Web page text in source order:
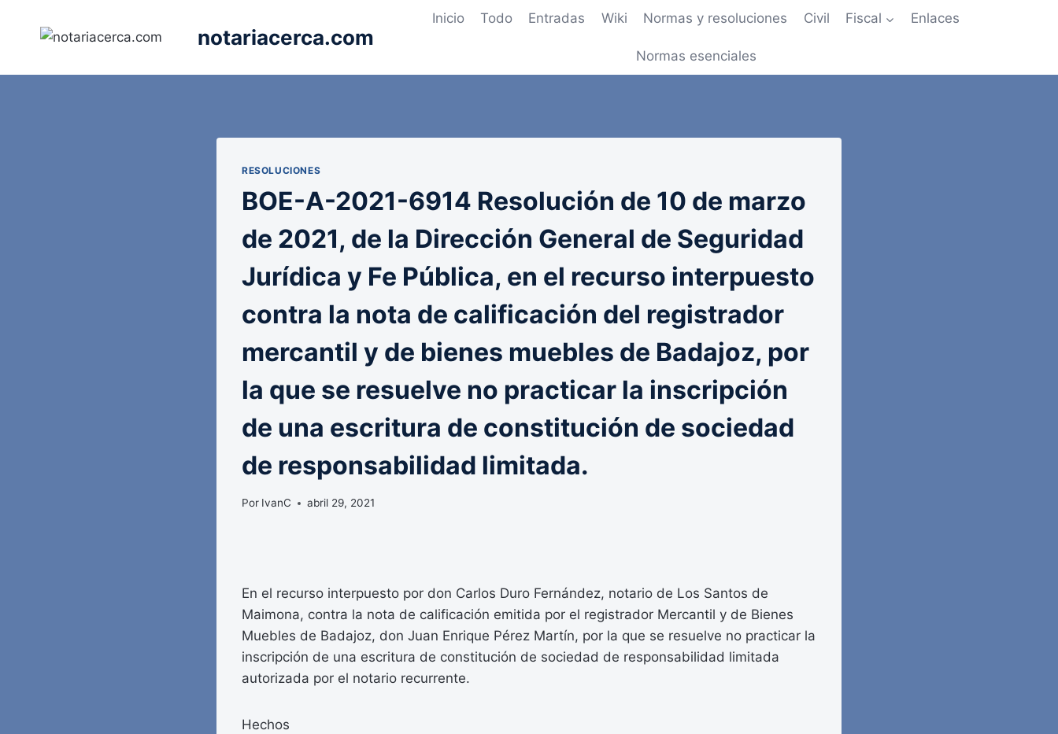
notariacerca.com
Inicio Todo Entradas Wiki Normas y resoluciones Civil Fiscal Enlaces
Normas esenciales
RESOLUCIONES
BOE-A-2021-6914 Resolución de 10 de marzo
de 2021, de la Dirección General de Seguridad
Jurídica y Fe Pública, en el recurso interpuesto
contra la nota de calificación del registrador
mercantil y de bienes muebles de Badajoz, por
la que se resuelve no practicar la inscripción
de una escritura de constitución de sociedad
de responsabilidad limitada.
Por IvanC abril 29, 2021
En el recurso interpuesto por don Carlos Duro Fernández, notario de Los Santos de
Maimona, contra la nota de calificación emitida por el registrador Mercantil y de Bienes
Muebles de Badajoz, don Juan Enrique Pérez Martín, por la que se resuelve no practicar la
inscripción de una escritura de constitución de sociedad de responsabilidad limitada
autorizada por el notario recurrente.
Hechos